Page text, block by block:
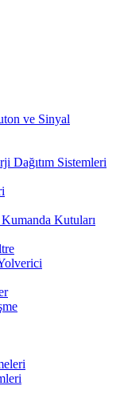
ve Sinyal
Dağıtım Sistemleri
Kutuları